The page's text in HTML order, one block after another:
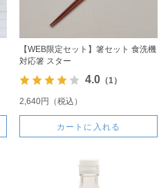
【WEB限定セット】箸セット 食洗機
対応箸 スター
4.0（1）
2,640円（税込）
カートに入れる